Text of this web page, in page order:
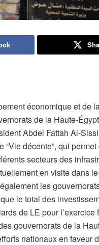
économique et de
de la Haute-
Abdel Fattah Al-
décente”, qui
secteurs des
en visite dans
les
le total des
de LE pour
gouvernorats de la
nationaux en